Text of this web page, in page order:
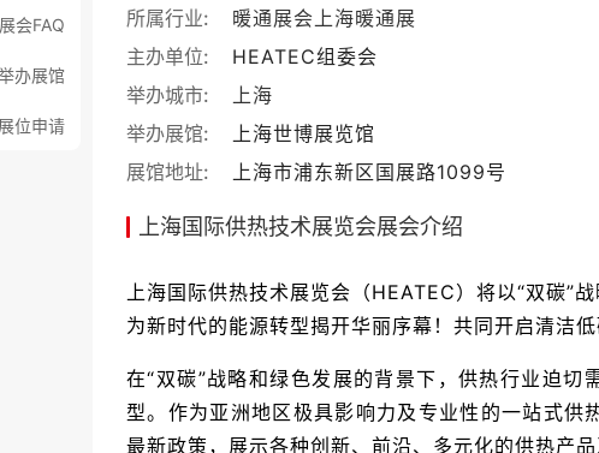
会FAQ
办展馆
位申请
所属行业:
暖通展会上海暖通展
主办单位:
HEATEC组委会
举办城市:
上海
举办展馆:
上海世博展览馆
展馆地址:
上海市浦东新区国展路1099号
上海国际供热技术展览会展会介绍
上海国际供热技术展览会（HEATEC）将以“双碳”
为新时代的能源转型揭开华丽序幕！共同开启清洁
在“双碳”战略和绿色发展的背景下，供热行业迫
型。作为亚洲地区极具影响力及专业性的一站式
最新政策，展示各种创新、前沿、多元化的供热产品